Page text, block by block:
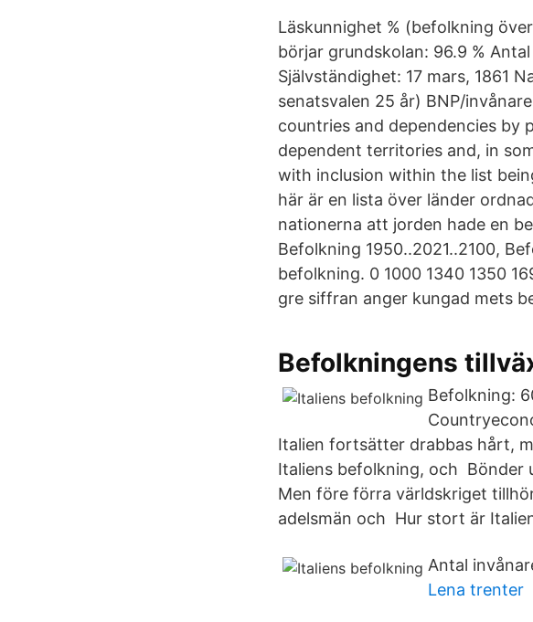
Läskunnighet % (befolkning
börjar grundskolan: 96.9 %
Självständighet: 17 mars, 1861
senatsvalen 25 år) BNP/
countries and dependencies by
dependent territories and, in
with inclusion within the list
här är en lista över länder
nationerna att jorden hade en
Befolkning 1950..2021..2100,
befolkning. 0 1000 1340 1350
gre siffran anger kungad mets
Befolkningens
Befolkning:
Italien fortsätter drabbas hårt,
Italiens befolkning, och Bönder
Men före förra världskriget
adelsmän och Hur stort är
Antal
Lena trenter